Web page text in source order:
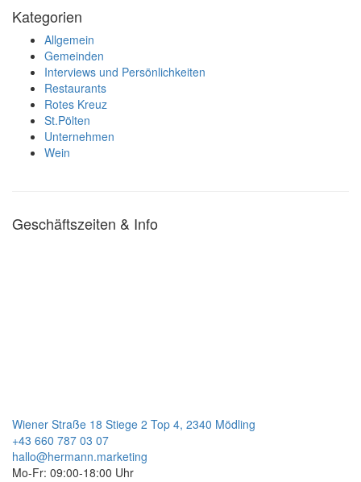
Kategorien
Allgemein
Gemeinden
Interviews und Persönlichkeiten
Restaurants
Rotes Kreuz
St.Pölten
Unternehmen
Wein
Geschäftszeiten & Info
Wiener Straße 18 Stiege 2 Top 4, 2340 Mödling
+43 660 787 03 07
hallo@hermann.marketing
Mo-Fr: 09:00-18:00 Uhr